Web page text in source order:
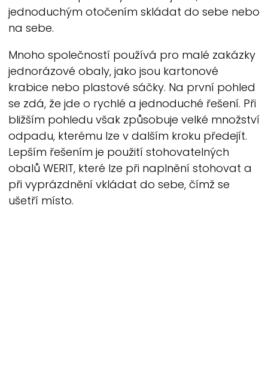
jednoduchým otočením skládat do sebe nebo
na sebe.
Mnoho společností používá pro malé zakázky
jednorázové obaly, jako jsou kartonové
krabice nebo plastové sáčky. Na první pohled
se zdá, že jde o rychlé a jednoduché řešení. Při
bližším pohledu však způsobuje velké množství
odpadu, kterému lze v dalším kroku předejít.
Lepším řešením je použití stohovatelných
obalů WERIT,které lze při naplnění stohovat a
při vyprázdnění vkládat do sebe, čímž se
ušetří místo.